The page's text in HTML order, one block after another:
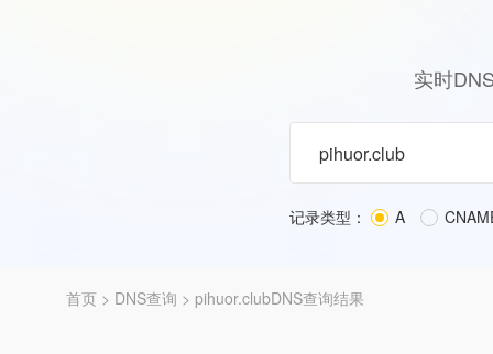
实时
记录类型： A
首页 > DNS查询 > pihuor.clubDNS查询结果